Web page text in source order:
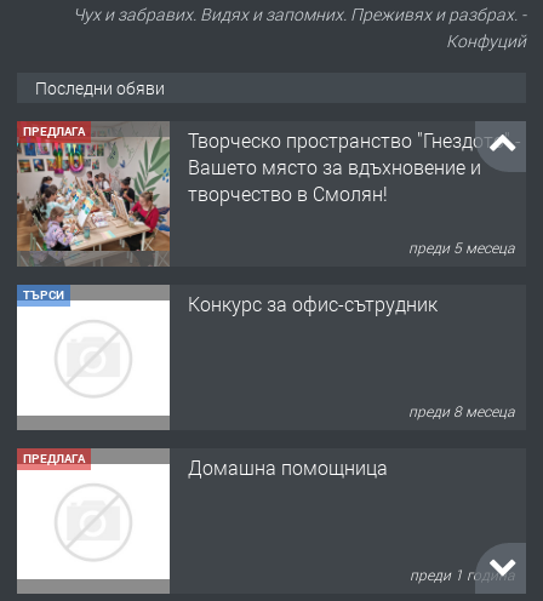
Чух и забравих. Видях и запомних. Преживях и разбрах. -
Конфуций
Последни обяви
ПРЕДЛАГА
Творческо пространство "Гнездото" -
Вашето място за вдъхновение и
творчество в Смолян!
преди 5 месеца
ТЪРСИ Конкурс за офис-сътрудник
преди 8 месеца
ПРЕДЛАГА Домашна помощница
преди 1 година